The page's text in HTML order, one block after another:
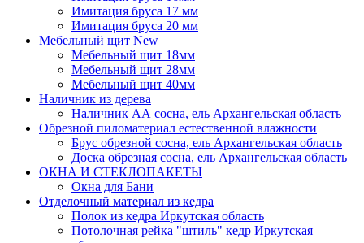
Имитация бруса 17 мм
Имитация бруса 20 мм
Мебельный щит New
Мебельный щит 18мм
Мебельный щит 28мм
Мебельный щит 40мм
Наличник из дерева
Наличник АА сосна, ель Архангельская область
Обрезной пиломатериал естественной влажности
Брус обрезной сосна, ель Архангельская область
Доска обрезная сосна, ель Архангельская область
ОКНА И СТЕКЛОПАКЕТЫ
Окна для Бани
Отделочный материал из кедра
Полок из кедра Иркутская область
Потолочная рейка "штиль" кедр Иркутская